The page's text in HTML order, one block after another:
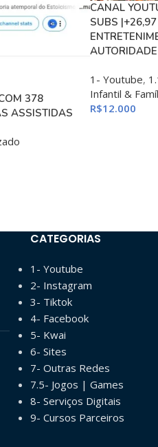
CANAL
SUBS
1- Youtube,
Infantil &
R$12.000
378
ASSISTIDAS
CATEGORIAS
1- Youtube
2- Instagram
3- Tiktok
4- Facebook
5- Kwai
6- Sites
7- Outras Redes
7.5- Jogos | Games
8- Serviços Digitais
9- Cursos Parceiros